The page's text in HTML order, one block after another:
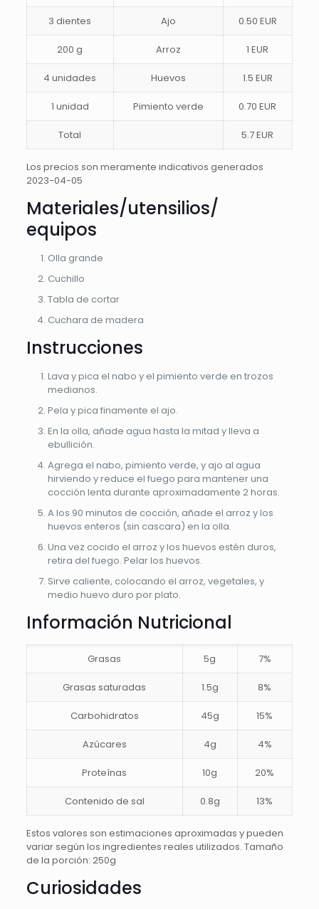
3 dientes Ajo 0.50 EUR
200 g Arroz 1 EUR
4 unidades Huevos 1.5 EUR
1 unidad Pimiento verde 0.70 EUR
Total 5.7 EUR
Los precios son meramente indicativos generados
2023-04-05
Materiales/utensilios/
equipos
Olla grande
Cuchillo
Tabla de cortar
Cuchara de madera
Instrucciones
Lava y pica el nabo y el pimiento verde en trozos
medianos.
Pela y pica finamente el ajo.
En la olla, añade agua hasta la mitad y lleva a
ebullición.
Agrega el nabo, pimiento verde, y ajo al agua
hirviendo y reduce el fuego para mantener una
cocción lenta durante aproximadamente 2 horas.
A los 90 minutos de cocción, añade el arroz y los
huevos enteros (sin cascara) en la olla.
Una vez cocido el arroz y los huevos estén duros,
retira del fuego. Pelar los huevos.
Sirve caliente, colocando el arroz, vegetales, y
medio huevo duro por plato.
Información Nutricional
Grasas 5g 7%
Grasas saturadas 1.5g 8%
Carbohidratos 45g 15%
Azúcares 4g 4%
Proteínas 10g 20%
Contenido de sal 0.8g 13%
Estos valores son estimaciones aproximadas y pueden
variar según los ingredientes reales utilizados. Tamaño
de la porción: 250g
Curiosidades